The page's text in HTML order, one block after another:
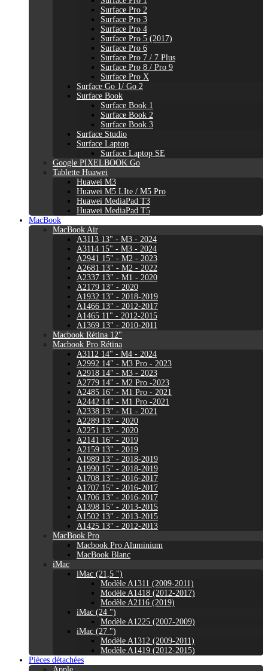
Surface Pro 2
Surface Pro 3
Surface Pro 4
Surface Pro 5 (2017)
Surface Pro 6
Surface Pro 7 / 7 Plus
Surface Pro 8 / Pro 9
Surface Pro X
Surface Go 1/ Go 2
Surface Book
Surface Book 1
Surface Book 2
Surface Book 3
Surface Studio
Surface Laptop
Surface Laptop SE
Google PIXELBOOK Go
Tablette Huawei
Huawei M3
Huawei M5 LIte / M5 Pro
Huawei MediaPad T3
Huawei MediaPad T5
MacBook
MacBook Air
A3113 13" - M3 - 2024
A3114 15" - M3 - 2024
A2941 15" - M2 - 2023
A2681 13" - M2 - 2022
A2337 13" - M1 - 2020
A2179 13" - 2020
A1932 13" - 2018-2019
A1466 13" - 2012-2017
A1465 11" - 2012-2015
A1369 13" - 2010-2011
Macbook Rétina 12"
Macbook Pro Rétina
A3112 14" - M4 - 2024
A2992 14" - M3 Pro - 2023
A2918 14" - M3 - 2023
A2779 14" - M2 Pro -2023
A2485 16" - M1 Pro - 2021
A2442 14" - M1 Pro -2021
A2338 13" - M1 - 2021
A2289 13" - 2020
A2251 13" - 2020
A2141 16" - 2019
A2159 13" - 2019
A1989 13" - 2018-2019
A1990 15" - 2018-2019
A1708 13" - 2016-2017
A1707 15" - 2016-2017
A1706 13" - 2016-2017
A1398 15" - 2013-2015
A1502 13" - 2013-2015
A1425 13" - 2012-2013
MacBook Pro
Macbook Pro Aluminium
MacBook Blanc
iMac
iMac (21,5 ")
Modèle A1311 (2009-2011)
Modèle A1418 (2012-2017)
Modèle A2116 (2019)
iMac (24 ")
Modèle A1225 (2007-2009)
iMac (27 ")
Modèle A1312 (2009-2011)
Modèle A1419 (2012-2015)
Pièces détachées